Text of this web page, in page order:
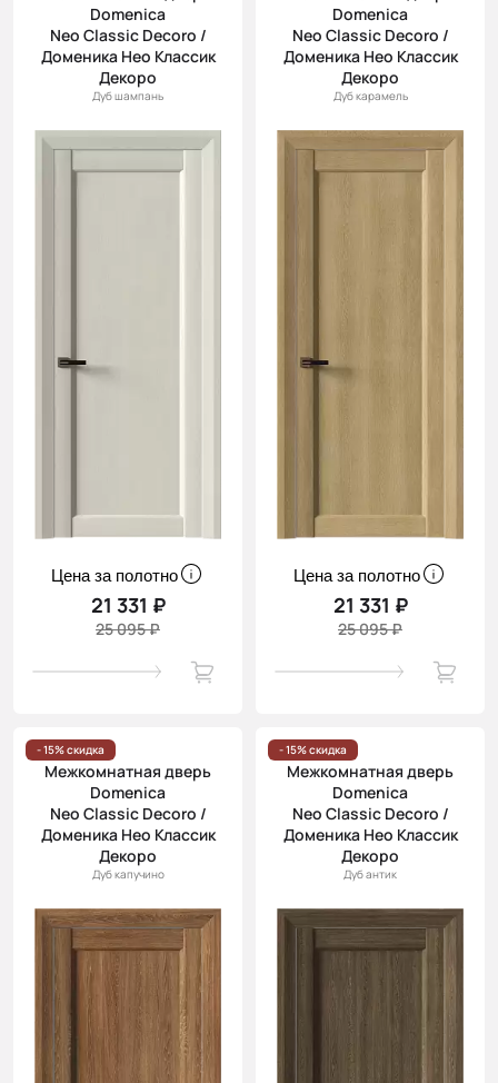
Domenica
Neo Classic Decoro /
Доменика Нео Классик
Декоро
Дуб шампань
Цена за полотно
21 331 ₽
25 095 ₽
Domenica
Neo Classic Decoro /
Доменика Нео Классик
Декоро
Дуб карамель
Цена за полотно
21 331 ₽
25 095 ₽
- 15% скидка
Межкомнатная дверь
Domenica
Neo Classic Decoro /
Доменика Нео Классик
Декоро
Дуб капучино
- 15% скидка
Межкомнатная дверь
Domenica
Neo Classic Decoro /
Доменика Нео Классик
Декоро
Дуб антик